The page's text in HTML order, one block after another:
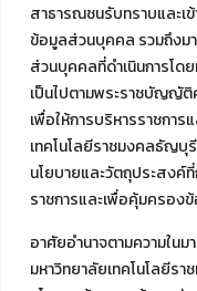
สาธารณชนรับทราบและเ
ข้อมูลส่วนบุคคล รวมถึงม
ส่วนบุคคลที่ดำเนินการโด
เป็นไปตามพระราชบัญญั
เพื่อให้การบริหารราชการ
เทคโนโลยีราชมงคลธัญบุ
นโยบายและวัตถุประสงค์
ราชการและเพื่อคุ้มครอ
อาศัยอำนาจตามความใ
มหาวิทยาลัยเทคโนโลยีร
งานบริการวิชาการใ
โครงการส่งเสริมแล
กิจกรรมการเชื่อมโยง
เกษตร ภายใต้โครงการ
กรมส่งเสริมอุตสาหกรรม
โครงการยกระดับเศ
ตำบล 1 มหาวิทยาลัย)